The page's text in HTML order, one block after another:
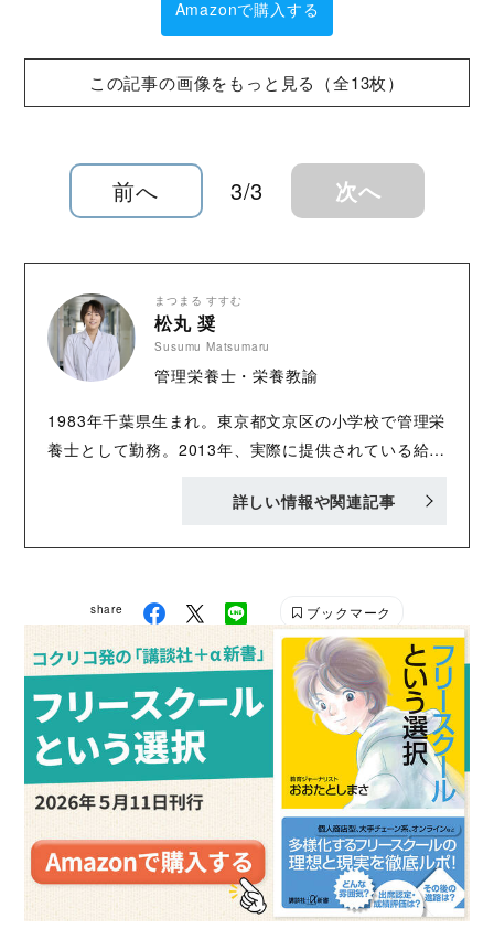
Amazonで購入する
この記事の画像をもっと見る（全13枚）
前へ 3/3 次へ
まつまる すすむ
松丸 奨
Susumu Matsumaru
管理栄養士・栄養教諭
1983年千葉県生まれ。東京都文京区の小学校で管理栄
養士として勤務。2013年、実際に提供されている給食
性栄養士として初の優勝を果たす。 フジテレビ系ドラ
業」やTBSラジオ「安住紳一郎の日曜天国」などメデ
ィア出演多数。 主な著書に『給食の謎 日本人の食生
活の礎を探る』(幻冬舎新書) 、『給食が教えてくれた
こと 「最高の献立」を作る、ぼくは学校栄養士』(く
もん出版) 、『日本一の給食メシ 栄養満点3ステップ
簡単レシピ100』(光文社)、『子どもがすくすく育つ
日本一の給食レシピ』(講談社) 。 公式ブログ『小学
校栄養士 松丸奨のブログ』 Instagram
@matsumaru.susumu Xアカウント ＠
matsumarurecipe
詳しい情報や関連記事
share ブックマーク